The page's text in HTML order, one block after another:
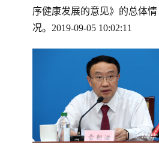
序健康发展的意见》的总体情
况。2019-09-05 10:02:11